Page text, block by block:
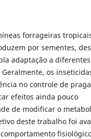
forrageiras
por sementes,
adaptação a
os
no controle de
efeitos ainda pouco
de modificar o
deste trabalho foi